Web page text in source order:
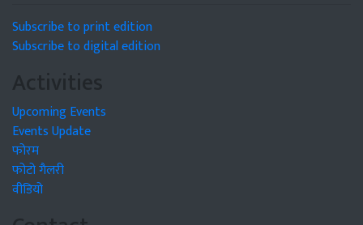
Subscribe to print edition
Subscribe to digital edition
Activities
Upcoming Events
Events Update
फोरम
फोटो गैलरी
वीडियो